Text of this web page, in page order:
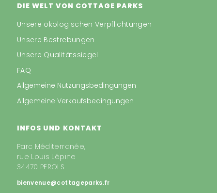
DIE WELT VON COTTAGE PARKS
Unsere ökologischen Verpflichtungen
Unsere Bestrebungen
Unsere Qualitätssiegel
FAQ
Allgemeine Nutzungsbedingungen
Allgemeine Verkaufsbedingungen
INFOS UND KONTAKT
Parc Méditerranée,
rue Louis Lépine
34470 PEROLS
bienvenue@cottageparks.fr